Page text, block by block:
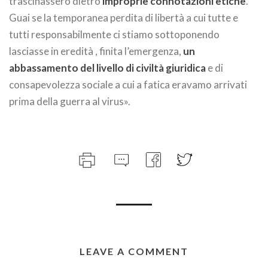
Guai se la temporanea perdita di libertà a cui tutte e
tutti responsabilmente ci stiamo sottoponendo
lasciasse in eredità , finita l’emergenza, un
abbassamento del livello di civiltà giuridicae di
consapevolezza sociale a cui a fatica eravamo arrivati
prima della guerra al virus».
LEAVE A COMMENT